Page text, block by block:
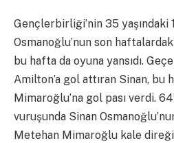
Gençlerbirliği’nin 35 yaşındaki
Osmanoğlu’nun son
bu hafta da oyuna yansıdı.
Amilton’a gol attıran Sinan, bu
Mimaroğlu’na gol pası verdi.
vuruşunda Sinan
Metehan Mimaroğlu kale